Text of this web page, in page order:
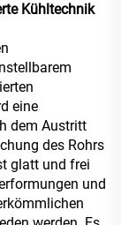
Kühltechnik
eine
dem Austritt
des Rohrs
glatt und frei
und